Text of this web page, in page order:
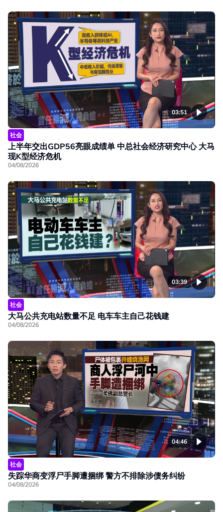
03:51
社会
上半年交出GDP56亮眼成绩单 中总社会经济研究中心 大马
现K型经济危机
04/08/2026
03:39
社会
大马公共充电站数量不足 电车车主自己花钱建
04/08/2026
04:46
社会
失踪华商变浮尸手脚遭捆绑 警方不排除涉债务纠纷
04/08/2026